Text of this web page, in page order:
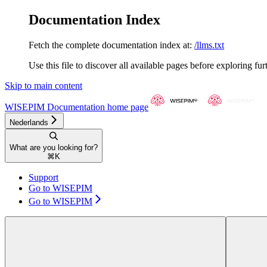
Documentation Index
Fetch the complete documentation index at: /llms.txt
Use this file to discover all available pages before exploring
Skip to main content
WISEPIM Documentation home page
Nederlands
What are you looking for?
⌘ K
Support
Go to WISEPIM
Go to WISEPIM